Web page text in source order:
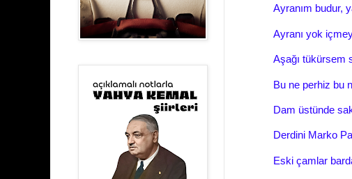
Ayranım budur,
Ayranı yok
Aşağı tükürsem
Bu ne perhiz bu
Dam üstünde
Derdini Marko
Eski çamlar